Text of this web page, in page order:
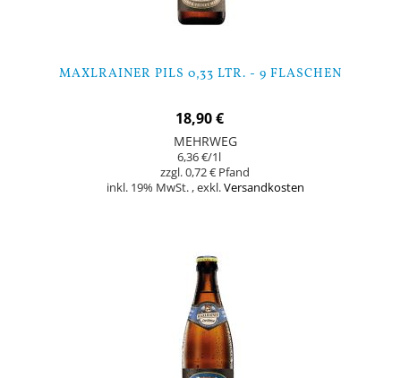
MAXLRAINER PILS 0,33 LTR. - 9 FLASCHEN
18,90 €
MEHRWEG
6,36 €/1l
0,72 €
inkl. 19% MwSt. ,exkl.Versandkosten